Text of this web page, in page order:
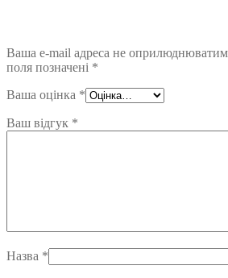
Ваша e-mail адреса не
поля позначені *
Ваша оцінка *
Ваш відгук *
Назва *